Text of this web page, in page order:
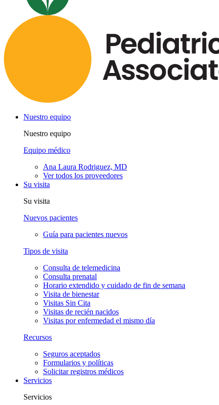
Nuestro equipo
Nuestro equipo
Equipo médico
Ana Laura Rodriguez, MD
Ver todos los proveedores
Su visita
Su visita
Nuevos pacientes
Guía para pacientes nuevos
Tipos de visita
Consulta de telemedicina
Consulta prenatal
Horario extendido y cuidado de fin de semana
Visita de bienestar
Visitas Sin Cita
Visitas de recién nacidos
Visitas por enfermedad el mismo día
Recursos
Seguros aceptados
Formularios y políticas
Solicitar registros médicos
Servicios
Servicios